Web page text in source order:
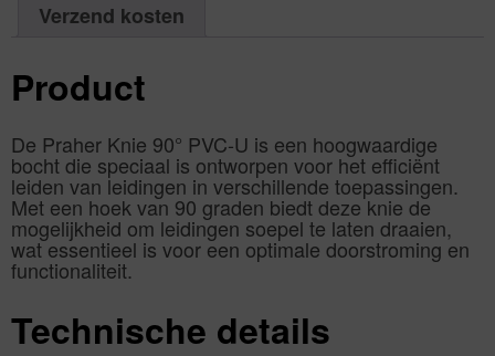
Verzend kosten
Product
De Praher Knie 90° PVC-U is een hoogwaardige
bocht die speciaal is ontworpen voor het efficiënt
leiden van leidingen in verschillende toepassingen.
Met een hoek van 90 graden biedt deze knie de
mogelijkheid om leidingen soepel te laten draaien,
wat essentieel is voor een optimale doorstroming en
functionaliteit.
Technische details